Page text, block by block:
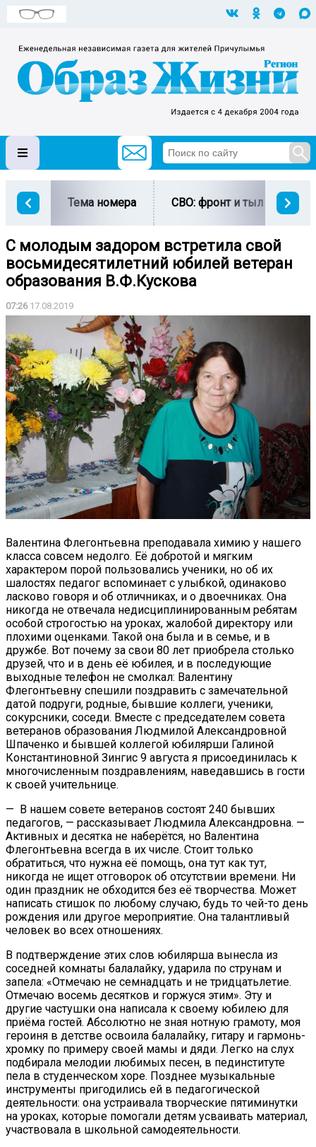
Тема номера СВО: фронт и тыл
С молодым задором встретила свой
восьмидесятилетний юбилей ветеран
образования В.Ф.Кускова
07:2617.08.2019
Валентина Флегонтьевна преподавала химию у нашего
класса совсем недолго. Её добротой и мягким
характером порой пользовались ученики, но об их
шалостях педагог вспоминает с улыбкой, одинаково
ласково говоря и об отличниках, и о двоечниках. Она
никогда не отвечала недисциплинированным ребятам
особой строгостью на уроках, жалобой директору или
плохими оценками. Такой она была и в семье, и в
дружбе. Вот почему за свои 80 лет приобрела столько
друзей, что и в день её юбилея, и в последующие
выходные телефон не смолкал: Валентину
Флегонтьевну спешили поздравить с замечательной
датой подруги, родные, бывшие коллеги, ученики,
сокурсники, соседи. Вместе с председателем совета
ветеранов образования Людмилой Александровной
Шпаченко и бывшей коллегой юбилярши Галиной
Константиновной Зингис 9 августа я присоединилась к
многочисленным поздравлениям, наведавшись в гости
к своей учительнице.
— В нашем совете ветеранов состоят 240 бывших
педагогов, — рассказывает Людмила Александровна. —
Активных и десятка не наберётся, но Валентина
Флегонтьевна всегда в их числе. Стоит только
обратиться, что нужна её помощь, она тут как тут,
никогда не ищет отговорок об отсутствии времени. Ни
один праздник не обходится без её творчества. Может
написать стишок по любому случаю, будь то чей-то день
рождения или другое мероприятие. Она талантливый
человек во всех отношениях.
В подтверждение этих слов юбилярша вынесла из
соседней комнаты балалайку, ударила по струнам и
запела: «Отмечаю не семнадцать и не тридцатьлетие.
Отмечаю восемь десятков и горжуся этим». Эту и
другие частушки она написала к своему юбилею для
приёма гостей. Абсолютно не зная нотную грамоту, моя
героиня в детстве освоила балалайку, гитару и гармонь-
хромку по примеру своей мамы и дяди. Легко на слух
подбирала мелодии любимых песен, в пединституте
пела в студенческом хоре. Позднее музыкальные
инструменты пригодились ей в педагогической
деятельности: она устраивала творческие пятиминутки
на уроках, которые помогали детям усваивать материал,
участвовала в школьной самодеятельности.